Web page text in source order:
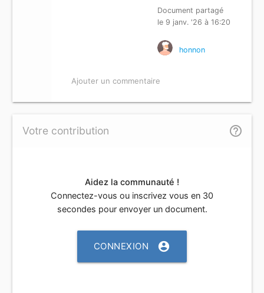
Document partagé
le 9 janv. '26 à 16:20
honnon
Ajouter un commentaire
Votre contribution help_outline
Aidez la communauté !
Connectez-vous ou inscrivez vous en 30
secondes pour envoyer un document.
CONNEXION account_circle